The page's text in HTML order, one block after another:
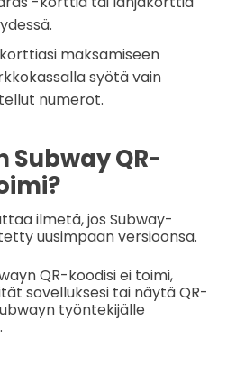
maksamiseen
syötä vain
numerot.
Subway QR-
ilmetä, jos Subway-
uusimpaan versioonsa.
QR-koodisi ei toimi,
sovelluksesi tai näytä QR-
työntekijälle